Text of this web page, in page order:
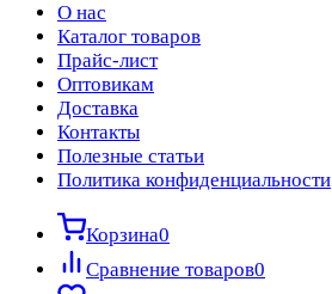
О нас
Каталог товаров
Прайс-лист
Оптовикам
Доставка
Контакты
Полезные статьи
Политика конфиденциальности
Корзина0
Сравнение товаров0